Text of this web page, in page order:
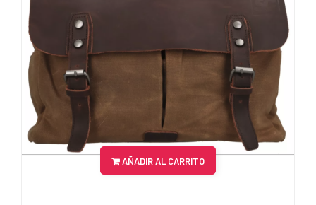
AÑADIR AL CARRITO